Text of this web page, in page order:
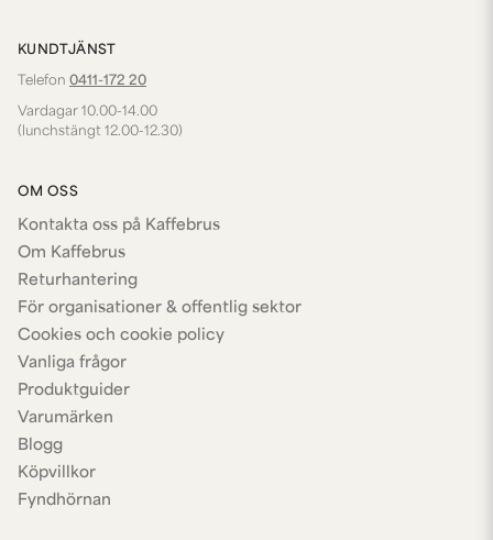
KUNDTJÄNST
Telefon 0411-172 20
Vardagar 10.00-14.00
(lunchstängt 12.00-12.30)
OM OSS
Kontakta oss på Kaffebrus
Om Kaffebrus
Returhantering
För organisationer & offentlig sektor
Cookies och cookie policy
Vanliga frågor
Produktguider
Varumärken
Blogg
Köpvillkor
Fyndhörnan